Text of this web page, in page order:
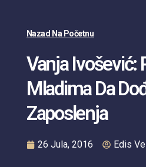
Nazad Na Početnu
Vanja Ivošević:
Mladima Da
Zaposlenja
26 Jula, 2016 Edis